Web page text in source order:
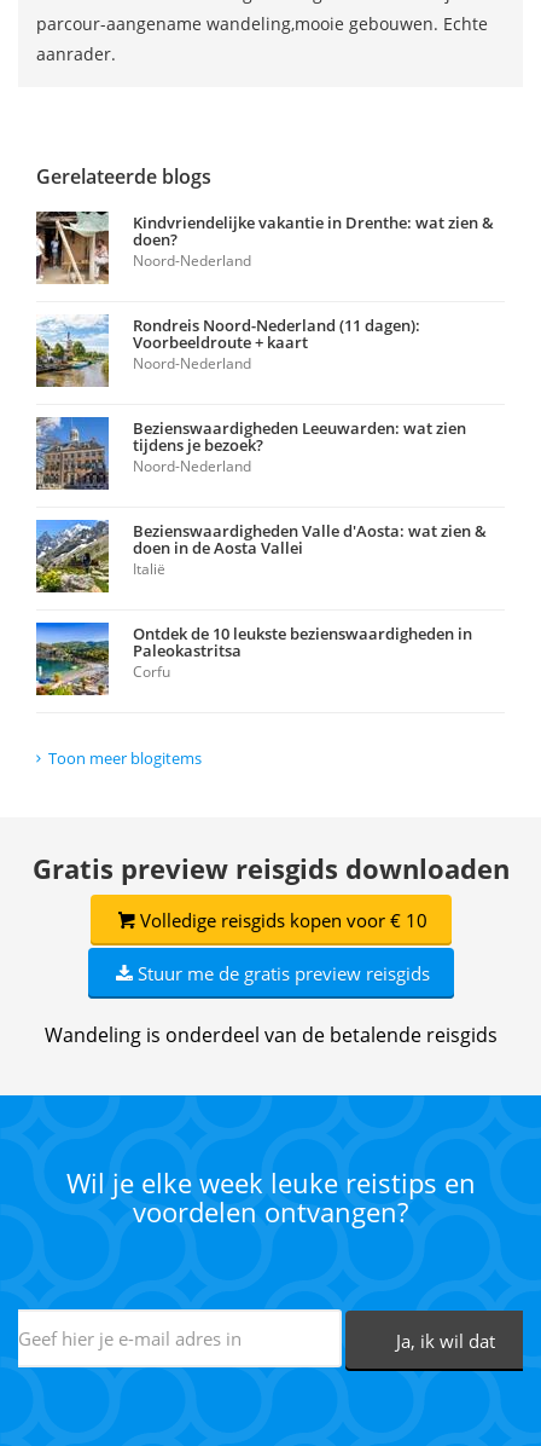
parcour-aangename wandeling,mooie gebouwen. Echte
aanrader.
Gerelateerde blogs
Kindvriendelijke vakantie in Drenthe: wat zien &
doen?
Noord-Nederland
Rondreis Noord-Nederland (11 dagen):
Voorbeeldroute + kaart
Noord-Nederland
Bezienswaardigheden Leeuwarden: wat zien
tijdens je bezoek?
Noord-Nederland
Bezienswaardigheden Valle d'Aosta: wat zien &
doen in de Aosta Vallei
Italië
Ontdek de 10 leukste bezienswaardigheden in
Paleokastritsa
Corfu
Toon meer blogitems
Gratis preview reisgids downloaden
Volledige reisgids kopen voor € 10
Stuur me de gratis preview reisgids
Wandeling is onderdeel van de betalende reisgids
Wil je elke week leuke reistips en
voordelen ontvangen?